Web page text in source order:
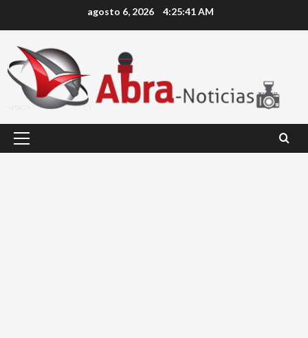
agosto 6, 2026 4:25:41 AM
Menú